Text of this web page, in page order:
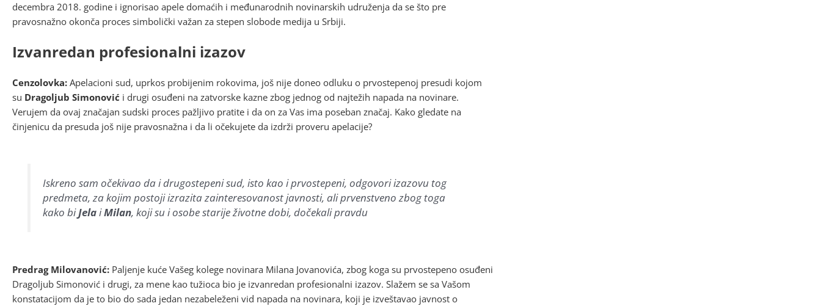
decembra 2018. godine i ignorisao apele domaćih i međunarodnih novinarskih udruženja da se što pre
pravosnažno okonča proces simbolički važan za stepen slobode medija u Srbiji.
Izvanredan profesionalni izazov
Cenzolovka: Apelacioni sud, uprkos probijenim rokovima, još nije doneo odluku o prvostepenoj presudi kojom
su Dragoljub Simonović i drugi osuđeni na zatvorske kazne zbog jednog od najtežih napada na novinare.
Verujem da ovaj značajan sudski proces pažljivo pratite i da on za Vas ima poseban značaj. Kako gledate na
činjenicu da presuda još nije pravosnažna i da li očekujete da izdrži proveru apelacije?
Iskreno sam očekivao da i drugostepeni sud, isto kao i prvostepeni, odgovori izazovu tog
predmeta, za kojim postoji izrazita zainteresovanost javnosti, ali prvenstveno zbog toga
kako biJelaiMilan, koji su i osobe starije životne dobi, dočekali pravdu
Predrag Milovanović: Paljenje kuće Vašeg kolege novinara Milana Jovanovića, zbog koga su prvostepeno osuđeni
Dragoljub Simonović i drugi, za mene kao tužioca bio je izvanredan profesionalni izazov. Slažem se sa Vašom
konstatacijom da je to bio do sada jedan nezabeleženi vid napada na novinara, koji je izveštavao javnost o